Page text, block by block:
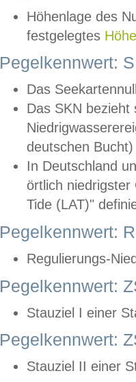
Höhenlage des
festgelegtes
Pegelkennwert:
Das
Das SKN
deutschen
In Deutschland
örtlich
Tide (LAT)"
Pegelkennwert:
Regulierungs-
Pegelkennwert:
Stauziel I einer
Pegelkennwert:
Stauziel II einer